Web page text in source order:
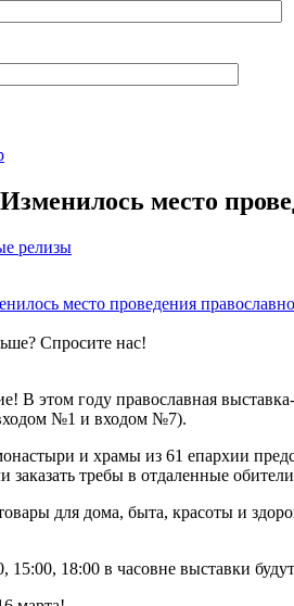
место
релизы
Спросите нас!
В этом году православная
№1 и входом №7).
и храмы из 61 епархии
заказать требы в отдаленные
для дома, быта, красоты и
15:00, 18:00 в часовне выставки